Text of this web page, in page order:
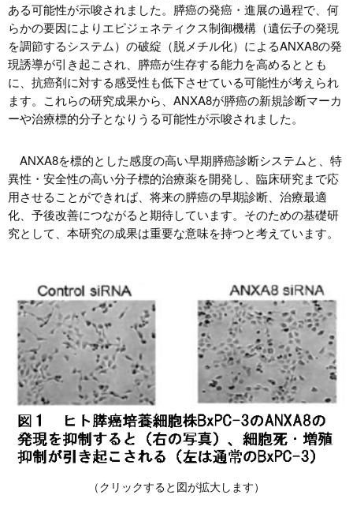
ある可能性が示唆されました。膵癌の発癌・進展の過程で、何
らかの要因によりエピジェネティクス制御機構（遺伝子の発現
を調節するシステム）の破綻（脱メチル化）によるANXA8の発
現誘導が引き起こされ、膵癌が生存する能力を高めるととも
に、抗癌剤に対する感受性も低下させている可能性が考えられ
ます。これらの研究成果から、ANXA8が膵癌の新規診断マーカ
ーや治療標的分子となりうる可能性が示唆されました。
ANXA8を標的とした感度の高い早期膵癌診断システムと、特
異性・安全性の高い分子標的治療薬を開発し、臨床研究まで応
用させることができれば、将来の膵癌の早期診断、治療最適
化、予後改善につながると期待しています。そのための基礎研
究として、本研究の成果は重要な意味を持つと考えています。
（クリックすると図が拡大します）